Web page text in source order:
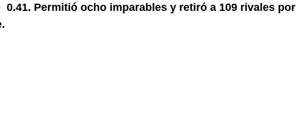
Permitió ocho imparables y retiró a 109 rivales por